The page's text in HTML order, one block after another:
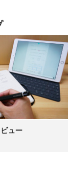
ビュー